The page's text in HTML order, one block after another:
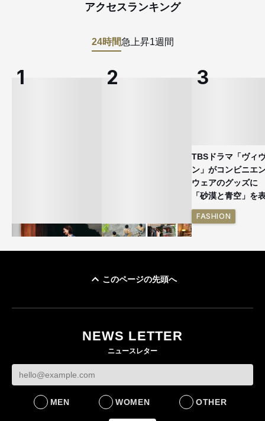
アクセスランキング
24時間急上昇1週間
ケットなど7型を発売
をラインナップ
TBSドラマ「ヴィ
ン」がコンビニエ
ウェアのグッズ
「砂漠と青空」を
FASHION
このページの先頭へ
NEWS LETTER
ニュースレター
MEN WOMEN OTHER